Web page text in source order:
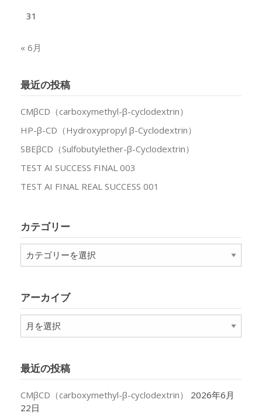
31
« 6月
最近の投稿
CMβCD（carboxymethyl-β-cyclodextrin）
HP-β-CD（Hydroxypropyl β-Cyclodextrin）
SBEβCD（Sulfobutylether-β-Cyclodextrin）
TEST AI SUCCESS FINAL 003
TEST AI FINAL REAL SUCCESS 001
カテゴリー
テ
ー
アーカイブ
ア
ー
ブ
最近の投稿
CMβCD（carboxymethyl-β-cyclodextrin）
2026年6月
22日